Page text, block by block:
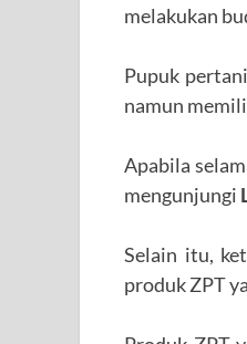
melakukan
Pupuk
namun
Apabila
mengunjungi
Selain itu,
produk ZPT